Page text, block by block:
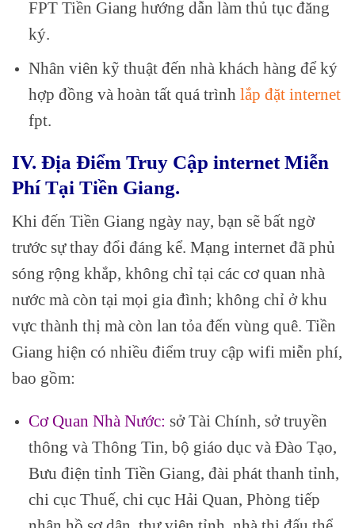
FPT Tiền Giang hướng dẫn làm thủ tục đăng
ký.
Nhân viên kỹ thuật đến nhà khách hàng để ký
hợp đồng và hoàn tất quá trình lắp đặt internet
fpt.
IV. Địa Điểm Truy Cập internet Miễn
Phí Tại Tiền Giang.
Khi đến Tiền Giang ngày nay, bạn sẽ bất ngờ
trước sự thay đổi đáng kể. Mạng internet đã phủ
sóng rộng khắp, không chỉ tại các cơ quan nhà
nước mà còn tại mọi gia đình; không chỉ ở khu
vực thành thị mà còn lan tỏa đến vùng quê. Tiền
Giang hiện có nhiều điểm truy cập wifi miễn phí,
bao gồm:
Cơ Quan Nhà Nước: sở Tài Chính, sở truyền
thông và Thông Tin, bộ giáo dục và Đào Tạo,
Bưu điện tỉnh Tiền Giang, đài phát thanh tỉnh,
chi cục Thuế, chi cục Hải Quan, Phòng tiếp